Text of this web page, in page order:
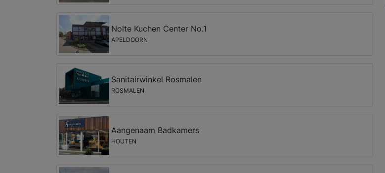
Nolte Kuchen Center No.1
APELDOORN
Sanitairwinkel Rosmalen
ROSMALEN
Aangenaam Badkamers
HOUTEN